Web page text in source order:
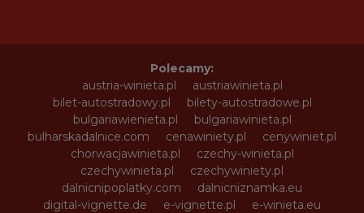
Polecamy:
austria-winieta.pl
austriawinieta.pl
bilet-autostradowy.pl
bilety-autostradowe.pl
bulgariawienieta.pl
bulgariawinieta.pl
bulharskadalnice.com
cenawiniety.pl
cenywiniet.pl
chorwacjawinieta.pl
czechy-winieta.pl
czechywinieta.pl
czechywiniety.pl
dalnicnipoplatky.com
dalnicniznamka.eu
digital-vignette.de
e-vignette.pl
e-winieta.eu